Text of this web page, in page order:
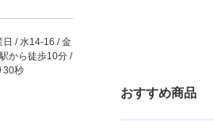
日 / 水14-16 / 金
から徒歩10分 /
30秒
おすすめ商品